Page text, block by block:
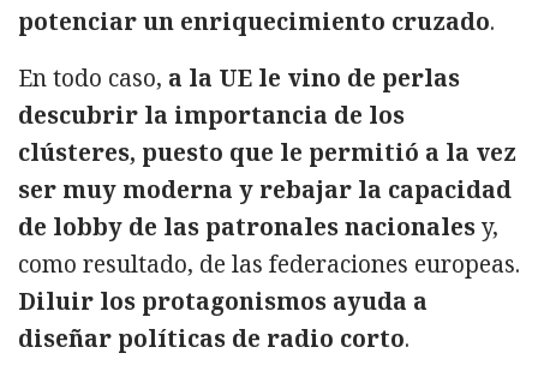
potenciar un enriquecimiento cruzado.
En todo caso, a la UE le vino de perlas
descubrir la importancia de los
clústeres, puesto que le permitió a la vez
ser muy moderna y rebajar la capacidad
de lobby de las patronales nacionalesy,
como resultado, de las federaciones europeas.
Diluir los protagonismos ayuda a
diseñar políticas de radio corto.